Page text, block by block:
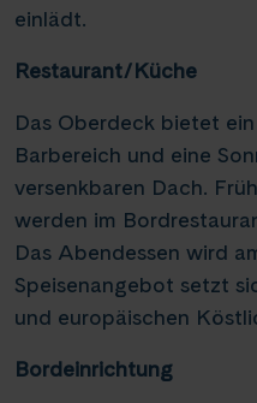
einlädt.
Restaurant/Küche
Das Oberdeck bietet
Barbereich und eine
versenkbaren Dach.
werden im
Das Abendessen wird
Speisenangebot setzt
und europäischen
Bordeinrichtung